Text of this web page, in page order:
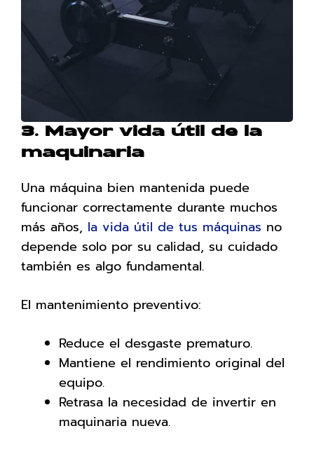
3. Mayor vida útil de la
maquinaria
Una máquina bien mantenida puede
funcionar correctamente durante muchos
más años, la vida útil de tus máquinas no
depende solo por su calidad, su cuidado
también es algo fundamental.
El mantenimiento preventivo:
Reduce el desgaste prematuro.
Mantiene el rendimiento original del
equipo.
Retrasa la necesidad de invertir en
maquinaria nueva.